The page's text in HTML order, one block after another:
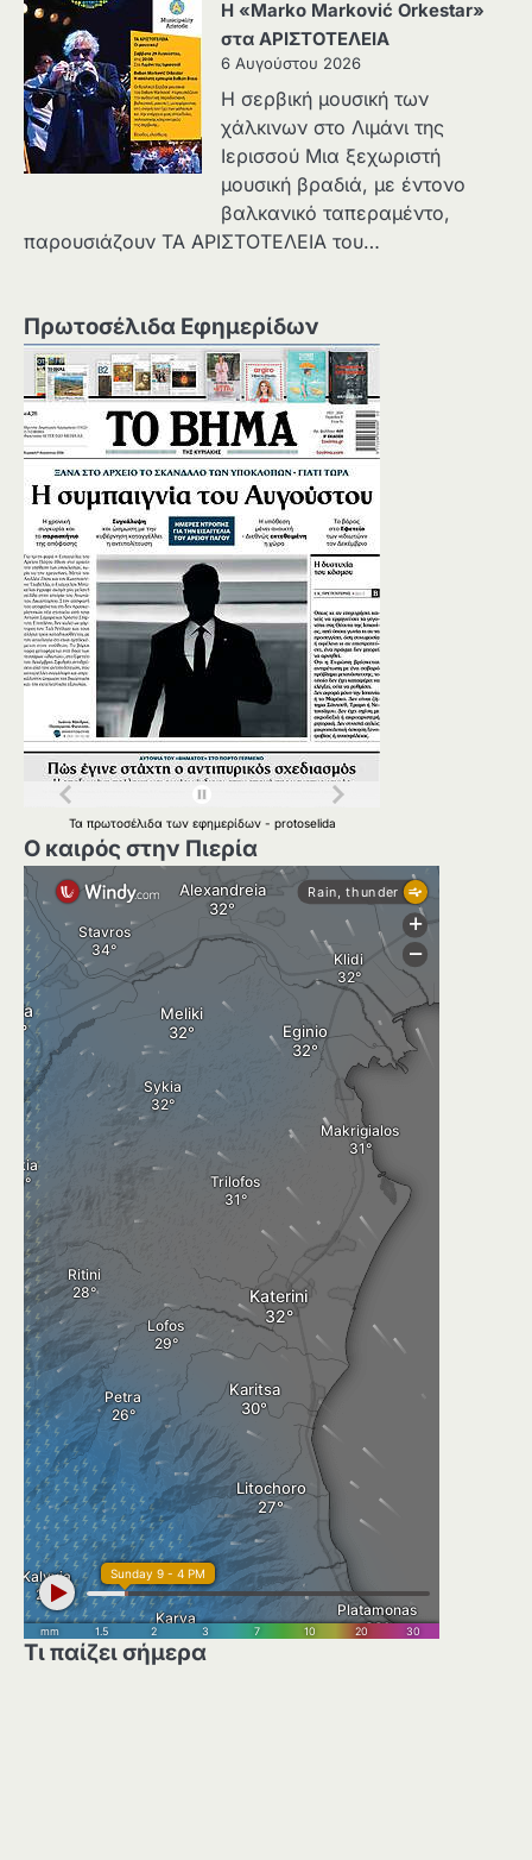
Η «Marko Marković Orkestar»
στα ΑΡΙΣΤΟΤΕΛΕΙΑ
6 Αυγούστου 2026
Η σερβική μουσική των
χάλκινων στο Λιμάνι της
Ιερισσού Μια ξεχωριστή
μουσική βραδιά, με έντονο
βαλκανικό ταπεραμέντο,
παρουσιάζουν ΤΑ ΑΡΙΣΤΟΤΕΛΕΙΑ του…
Πρωτοσέλιδα Εφημερίδων
Τα πρωτοσέλιδα των εφημερίδων - protoselida
Ο καιρός στην Πιερία
Τι παίζει σήμερα